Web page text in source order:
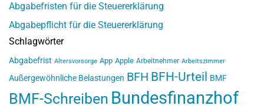
Abgabefristen für die Steuererklärung
Abgabepflicht für die Steuererklärung
Schlagwörter
Abgabefrist Altersvorsorge App Apple Arbeitnehmer Arbeitszimmer
Außergewöhnliche Belastungen BFH BFH-Urteil BMF
BMF-Schreiben Bundesfinanzhof